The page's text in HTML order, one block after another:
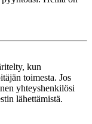
kun
toimesta. Jos
yhteyshenkilösi
lähettämistä.